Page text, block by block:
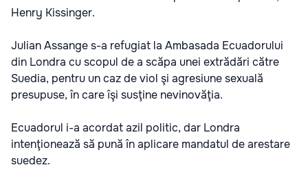
Henry Kissinger.
Julian Assange s-a refugiat la Ambasada Ecuadorului
din Londra cu scopul de a scăpa unei extrădări către
Suedia, pentru un caz de viol şi agresiune sexuală
presupuse, în care îşi susţine nevinovăţia.
Ecuadorul i-a acordat azil politic, dar Londra
intenţionează să pună în aplicare mandatul de arestare
suedez.